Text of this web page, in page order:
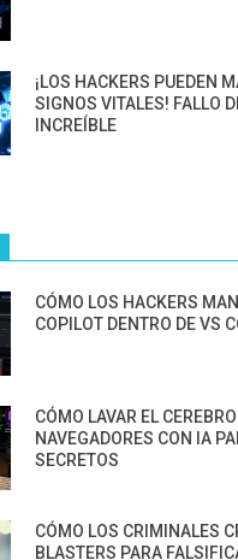
¡LOS HACKERS PUEDEN
SIGNOS VITALES! FALLO
INCREÍBLE
CÓMO LOS HACKERS
COPILOT DENTRO DE VS
CÓMO LAVAR EL
NAVEGADORES CON IA
SECRETOS
CÓMO LOS CRIMINALES
BLASTERS PARA